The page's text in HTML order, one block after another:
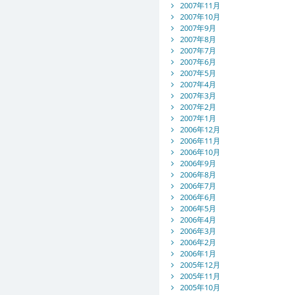
2007年11月
2007年10月
2007年9月
2007年8月
2007年7月
2007年6月
2007年5月
2007年4月
2007年3月
2007年2月
2007年1月
2006年12月
2006年11月
2006年10月
2006年9月
2006年8月
2006年7月
2006年6月
2006年5月
2006年4月
2006年3月
2006年2月
2006年1月
2005年12月
2005年11月
2005年10月